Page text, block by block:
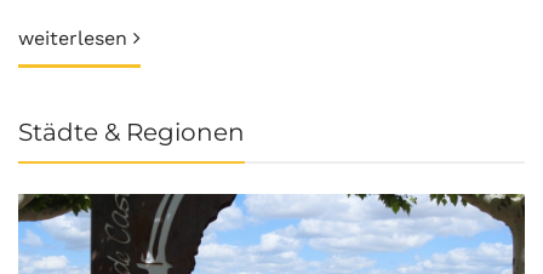
weiterlesen
Städte & Regionen